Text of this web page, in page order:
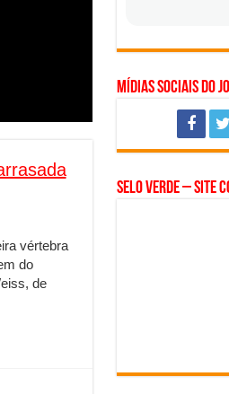
vértebra
do
de
Mídias Sociais do
Selo Verde – Site